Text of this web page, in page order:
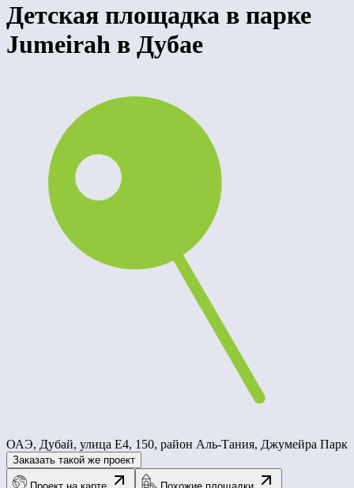
Детская площадка в парке
Jumeirah в Дубае
ОАЭ, Дубай, улица E4, 150, район Аль-Тания, Джумейра Парк
Заказать такой же проект